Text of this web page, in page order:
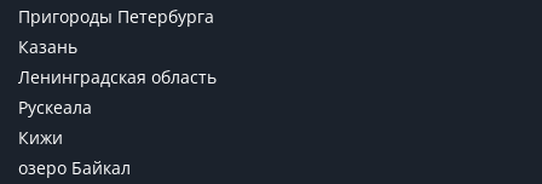
Пригороды Петербурга
Казань
Ленинградская область
Рускеала
Кижи
озеро Байкал